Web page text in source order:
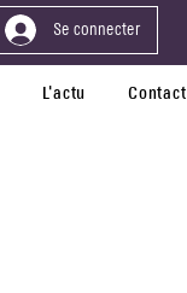
Se connecter
L'actu Contact